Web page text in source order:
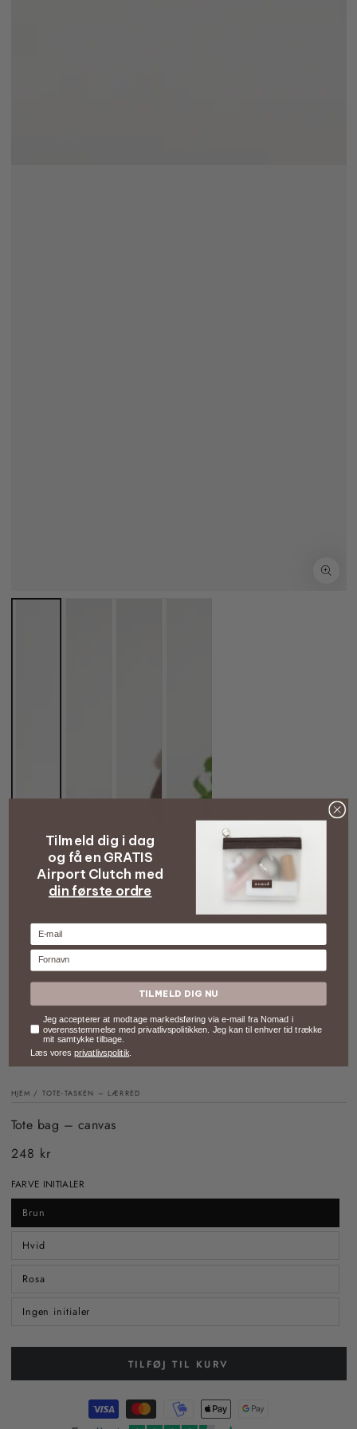
HJEM / TOTE-TASKEN – LÆRRED
Tote bag – canvas
Almindelig
248 kr
FARVE INITIALER
Brun
Hvid
Rosa
Ingen initialer
TILFØJ TIL KURV
Tilmeld dig i dag
og få en GRATIS
Airport Clutch med
din første ordre
E-mail
Fornavn
TILMELD DIG NU
Samtykke
Jeg accepterer at modtage markedsføring via e-mail fra Nomad i
overensstemmelse med privatlivspolitikken. Jeg kan til enhver tid trække
mit samtykke tilbage.
Læs vores privatlivspolitik